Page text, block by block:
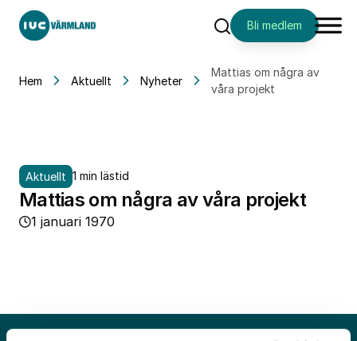
SökBli medlem
Hem Aktuellt Nyheter
Mattias om några av
våra projekt
Aktuellt 1 min lästid
Mattias om några av våra projekt
1 januari 1970